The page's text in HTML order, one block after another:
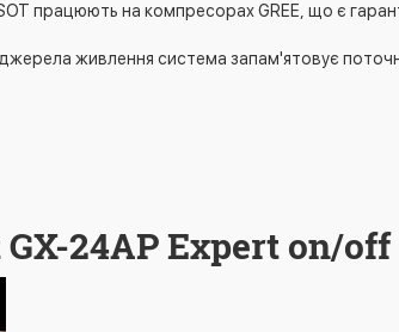
працюють на компресорах GREE, що є
живлення система запам'ятовує
24AP Expert on/off